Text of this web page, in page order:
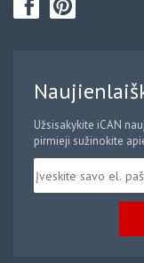
Užsisakykite iCAN
pirmieji sužinokite